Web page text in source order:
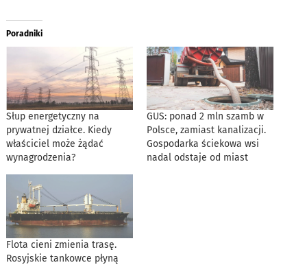
Poradniki
Słup energetyczny na
prywatnej działce. Kiedy
właściciel może żądać
wynagrodzenia?
GUS: ponad 2 mln szamb w
Polsce, zamiast kanalizacji.
Gospodarka ściekowa wsi
nadal odstaje od miast
Flota cieni zmienia trasę.
Rosyjskie tankowce płyną